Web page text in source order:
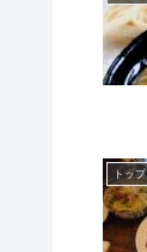
トップ